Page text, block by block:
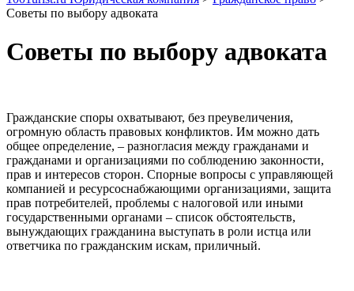
Советы по выбору адвоката
Советы по выбору адвоката
Гражданские споры охватывают, без преувеличения,
огромную область правовых конфликтов. Им можно дать
общее определение, – разногласия между гражданами и
гражданами и организациями по соблюдению законности,
прав и интересов сторон. Спорные вопросы с управляющей
компанией и ресурсоснабжающими организациями, защита
прав потребителей, проблемы с налоговой или иными
государственными органами – список обстоятельств,
вынуждающих гражданина выступать в роли истца или
ответчика по гражданским искам, приличный.